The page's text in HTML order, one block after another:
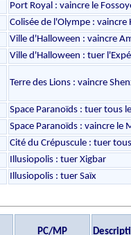
Port Royal : vaincre le
Colisée de l'Olympe : vaincre
Ville d'Halloween : vaincre
Ville d'Halloween : tuer
Terre des Lions : vaincre
Space Paranoïds : tuer tous
Space Paranoïds : vaincre le
Cité du Crépuscule : tuer
Illusiopolis : tuer Xigbar
Illusiopolis : tuer Saïx
PC/MP